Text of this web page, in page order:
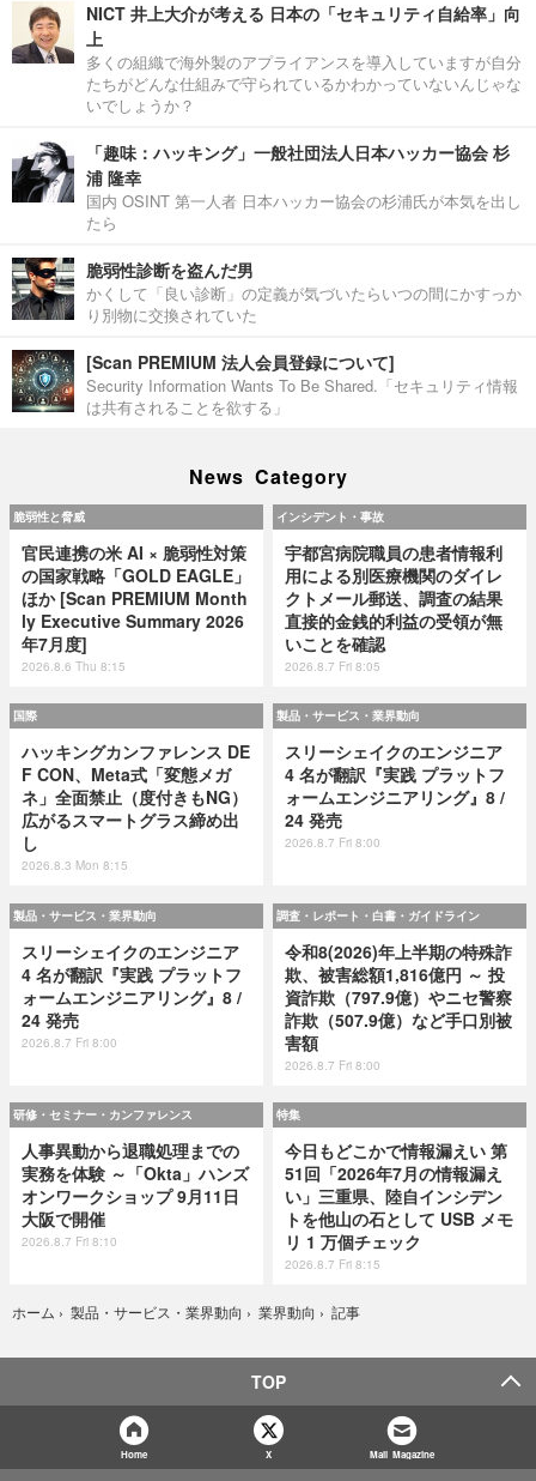
NICT 井上大介が考える 日本の「セキュリティ自給率」向
上
多くの組織で海外製のアプライアンスを導入していますが自分
たちがどんな仕組みで守られているかわかっていないんじゃな
いでしょうか？
「趣味：ハッキング」一般社団法人日本ハッカー協会 杉
浦 隆幸
国内 OSINT 第一人者 日本ハッカー協会の杉浦氏が本気を出し
たら
脆弱性診断を盗んだ男
かくして「良い診断」の定義が気づいたらいつの間にかすっか
り別物に交換されていた
[Scan PREMIUM 法人会員登録について]
Security Information Wants To Be Shared.「セキュリティ情報
は共有されることを欲する」
News Category
脆弱性と脅威
官民連携の米 AI × 脆弱性対策
の国家戦略「GOLD EAGLE」
ほか [Scan PREMIUM Month
ly Executive Summary 2026
年7月度]
2026.8.6 Thu 8:15
インシデント・事故
宇都宮病院職員の患者情報利
用による別医療機関のダイレ
クトメール郵送、調査の結果
直接的金銭的利益の受領が無
いことを確認
2026.8.7 Fri 8:05
国際
ハッキングカンファレンス DE
F CON、Meta式「変態メガ
ネ」全面禁止（度付きもNG）
広がるスマートグラス締め出
し
2026.8.3 Mon 8:15
製品・サービス・業界動向
スリーシェイクのエンジニア
4 名が翻訳『実践 プラットフ
ォームエンジニアリング』8 /
24 発売
2026.8.7 Fri 8:00
製品・サービス・業界動向
スリーシェイクのエンジニア
4 名が翻訳『実践 プラットフ
ォームエンジニアリング』8 /
24 発売
2026.8.7 Fri 8:00
調査・レポート・白書・ガイドライン
令和8(2026)年上半期の特殊詐
欺、被害総額1,816億円 ～ 投
資詐欺（797.9億）やニセ警察
詐欺（507.9億）など手口別被
害額
2026.8.7 Fri 8:00
研修・セミナー・カンファレンス
人事異動から退職処理までの
実務を体験 ～「Okta」ハンズ
オンワークショップ 9月11日
大阪で開催
2026.8.7 Fri 8:10
特集
今日もどこかで情報漏えい 第
51回「2026年7月の情報漏え
い」三重県、陸自インシデン
トを他山の石として USB メモ
リ 1 万個チェック
2026.8.7 Fri 8:15
ホーム › 製品・サービス・業界動向 › 業界動向 › 記事
TOP
Home X Mail Magazine